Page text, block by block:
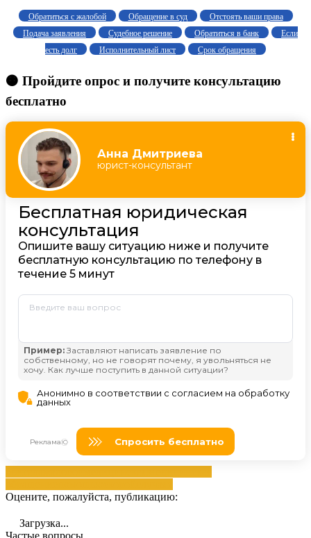
Обратиться с жалобой Обращение в суд
Отстоять ваши права
Подача заявления
Судебное решение Обратиться в банк
Если
есть долг
Исполнительный лист Срок обращения
🟠 Пройдите опрос и получите консультацию
бесплатно
Оцените, пожалуйста, публикацию:
Загрузка...